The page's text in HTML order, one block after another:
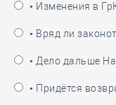
• Изменения в
• Вряд ли
• Дело дальше
• Придётся